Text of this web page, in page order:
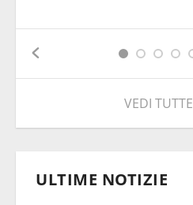
VEDI TUTTE
ULTIME NOTIZIE